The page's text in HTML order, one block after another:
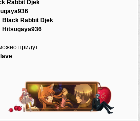
Rabbit Djek
Black Rabbit Djek
Hitsugaya936
придут